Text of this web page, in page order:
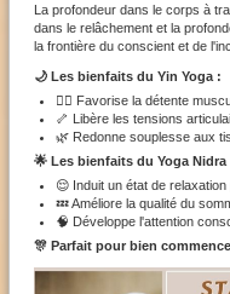
La profondeur dans le corps à
dans le relâchement et la
la frontière du conscient et de
🌙 Les bienfaits du Yin Yoga :
💆‍♀️ Favorise la détente
🦴 Libère les tensions
🌿 Redonne souplesse aux
🌟 Les bienfaits du Yoga Nidra
😌 Induit un état de
💤 Améliore la qualité du
🧠 Développe l'attention
🎊 Parfait pour bien